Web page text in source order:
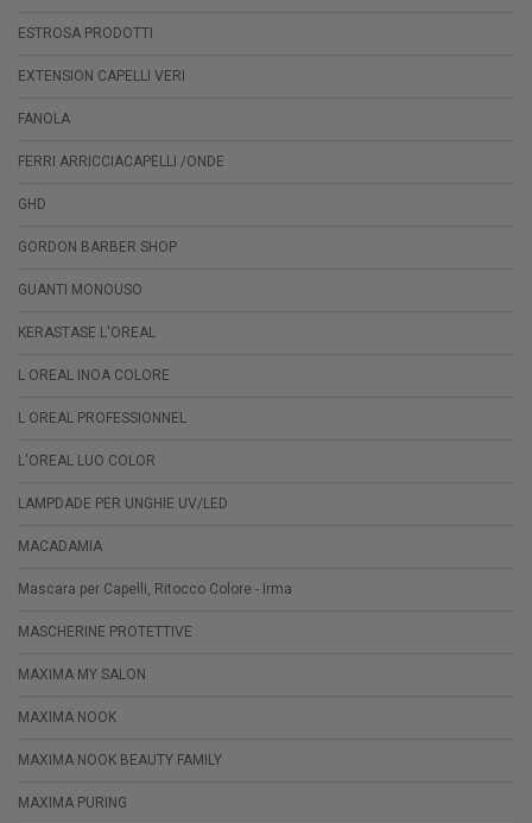
ESTROSA PRODOTTI
EXTENSION CAPELLI VERI
FANOLA
FERRI ARRICCIACAPELLI /ONDE
GHD
GORDON BARBER SHOP
GUANTI MONOUSO
KERASTASE L'OREAL
L OREAL INOA COLORE
L OREAL PROFESSIONNEL
L'OREAL LUO COLOR
LAMPDADE PER UNGHIE UV/LED
MACADAMIA
Mascara per Capelli, Ritocco Colore - Irma
MASCHERINE PROTETTIVE
MAXIMA MY SALON
MAXIMA NOOK
MAXIMA NOOK BEAUTY FAMILY
MAXIMA PURING